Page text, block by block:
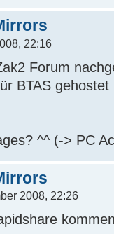
22:16
Forum
BTAS
^^ (-> PC
2008, 22:26